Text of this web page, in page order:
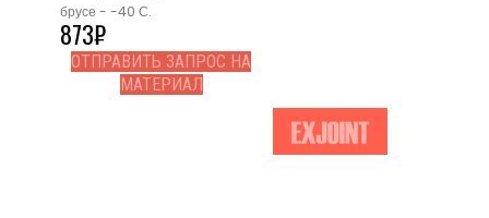
брусе - -40 С.
873₽
ОТПРАВИТЬ ЗАПРОС НА
МАТЕРИАЛ